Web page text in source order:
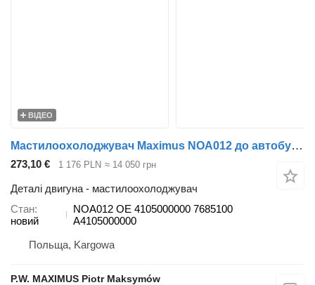
ВІДЕО
Мастилоохолоджувач Maximus NOA012 до автобуса Mercedes-Benz CITARO
273,10 € 1 176 PLN ≈ 14 050 грн
Деталі двигуна - мастилоохолоджувач
Стан
новий
NOA012 OE 4105000000 7685100
A4105000000
Польща, Kargowa
P.W. MAXIMUS Piotr Maksymów